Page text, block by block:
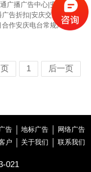
广播广告中心|安庆交通广
告折扣|安庆交通广播广
作安庆电台常规广告
1
后一页
告 地标广告
网络广告
户 关于我们 联系我们
021